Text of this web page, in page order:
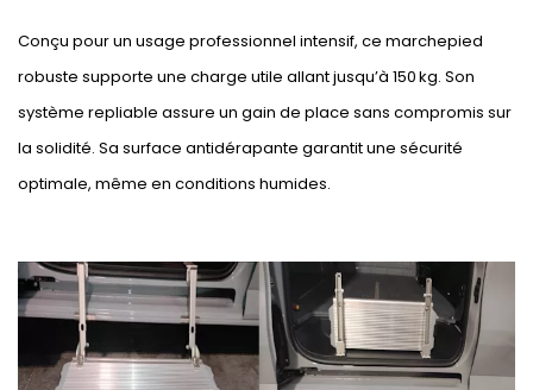
Conçu pour un usage professionnel intensif, ce marchepied
robuste supporte une charge utile allant jusqu’à 150 kg. Son
système repliable assure un gain de place sans compromis sur
la solidité. Sa surface antidérapante garantit une sécurité
optimale, même en conditions humides.